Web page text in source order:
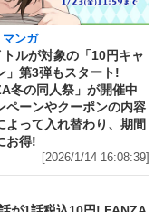
マンガ
ルが対象の「10円キャ
」第3弾もスタート!
冬の同人祭」が開催中
ペーンやクーポンの内容
よって入れ替わり、期間
お得!
[2026/1/14 16:08:39]